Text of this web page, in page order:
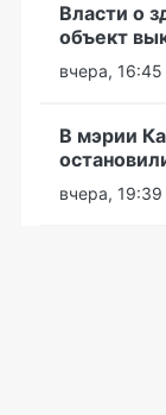
Власти о
объект
вчера, 16:45
В мэрии
вчера, 19:39